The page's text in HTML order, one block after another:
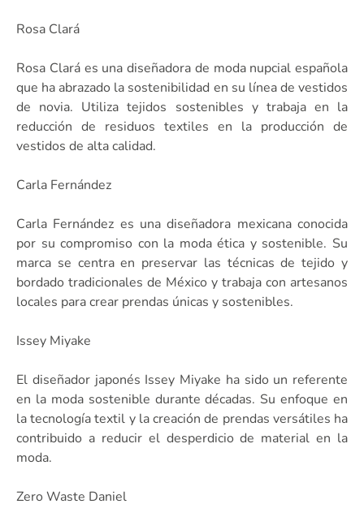
Rosa Clará
Rosa Clará es una diseñadora de moda nupcial española
que ha abrazado la sostenibilidad en su línea de vestidos
de novia. Utiliza tejidos sostenibles y trabaja en la
reducción de residuos textiles en la producción de
vestidos de alta calidad.
Carla Fernández
Carla Fernández es una diseñadora mexicana conocida
por su compromiso con la moda ética y sostenible. Su
marca se centra en preservar las técnicas de tejido y
bordado tradicionales de México y trabaja con artesanos
locales para crear prendas únicas y sostenibles.
Issey Miyake
El diseñador japonés Issey Miyake ha sido un referente
en la moda sostenible durante décadas. Su enfoque en
la tecnología textil y la creación de prendas versátiles ha
contribuido a reducir el desperdicio de material en la
moda.
Zero Waste Daniel